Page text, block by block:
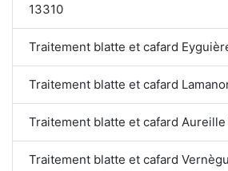
13310
Traitement blatte et cafard
Traitement blatte et cafard
Traitement blatte et cafard
Traitement blatte et cafard